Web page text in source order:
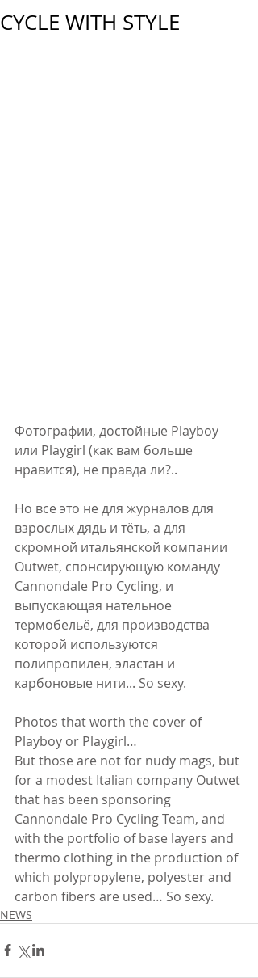
CYCLE WITH STYLE
Фотографии, достойные Playboy
или Playgirl (как вам больше
нравится), не правда ли?..
Но всё это не для журналов для
взрослых дядь и тёть, а для
скромной итальянской компании
Outwet, спонсирующую команду
Cannondale Pro Cycling, и
выпускающая нательное
термобельё, для производства
которой используются
полипропилен, эластан и
карбоновые нити... So sexy.
Photos that worth the cover of
Playboy or Playgirl…
But those are not for nudy mags, but
for a modest Italian company Outwet
that has been sponsoring
Cannondale Pro Cycling Team, and
with the portfolio of base layers and
thermo clothing in the production of
which polypropylene, polyester and
carbon fibers are used… So sexy.
NEWS